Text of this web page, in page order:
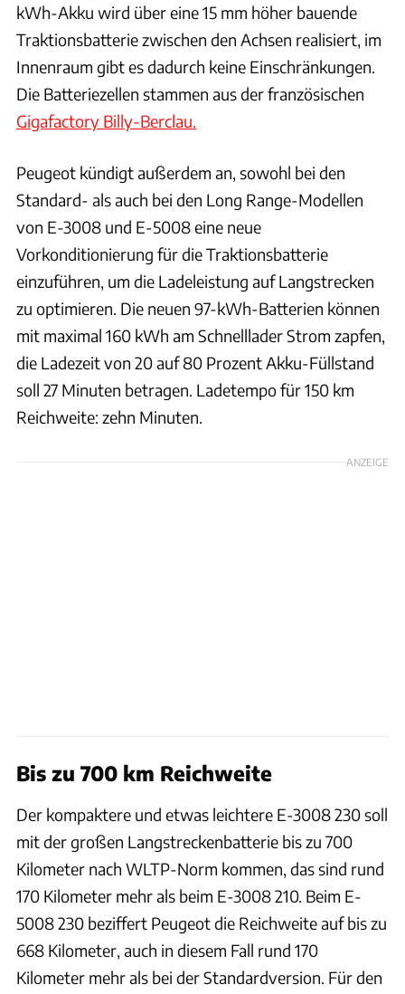
kWh-Akku wird über eine 15 mm höher bauende
Traktionsbatterie zwischen den Achsen realisiert, im
Innenraum gibt es dadurch keine Einschränkungen.
Die Batteriezellen stammen aus der französischen
Gigafactory Billy-Berclau.
Peugeot kündigt außerdem an, sowohl bei den
Standard- als auch bei den Long Range-Modellen
von E-3008 und E-5008 eine neue
Vorkonditionierung für die Traktionsbatterie
einzuführen, um die Ladeleistung auf Langstrecken
zu optimieren. Die neuen 97-kWh-Batterien können
mit maximal 160 kWh am Schnelllader Strom zapfen,
die Ladezeit von 20 auf 80 Prozent Akku-Füllstand
soll 27 Minuten betragen. Ladetempo für 150 km
Reichweite: zehn Minuten.
ANZEIGE
Bis zu 700 km Reichweite
Der kompaktere und etwas leichtere E-3008 230 soll
mit der großen Langstreckenbatterie bis zu 700
Kilometer nach WLTP-Norm kommen, das sind rund
170 Kilometer mehr als beim E-3008 210. Beim E-
5008 230 beziffert Peugeot die Reichweite auf bis zu
668 Kilometer, auch in diesem Fall rund 170
Kilometer mehr als bei der Standardversion. Für den